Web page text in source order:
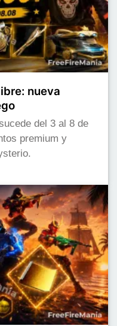
nueva
del 3 al 8 de
premium y